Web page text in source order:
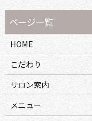
HOME
こだわり
サロン案内
メニュー